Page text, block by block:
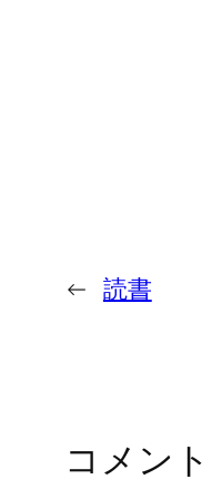
← 読書
コメント